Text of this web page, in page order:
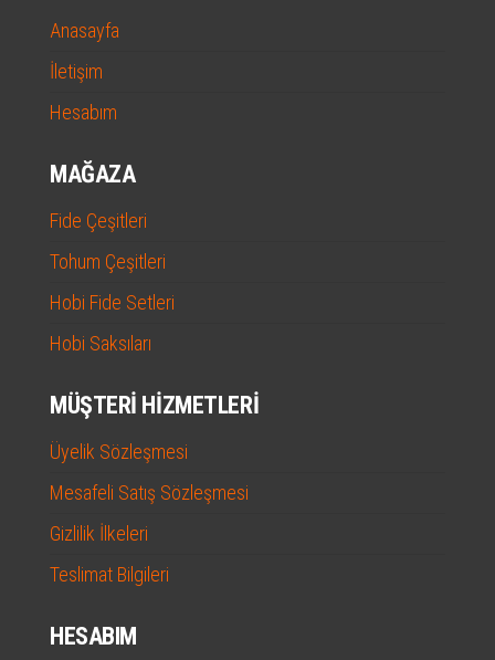
Anasayfa
İletişim
Hesabım
MAĞAZA
Fide Çeşitleri
Tohum Çeşitleri
Hobi Fide Setleri
Hobi Saksıları
MÜŞTERI HIZMETLERI
Üyelik Sözleşmesi
Mesafeli Satış Sözleşmesi
Gizlilik İlkeleri
Teslimat Bilgileri
HESABIM